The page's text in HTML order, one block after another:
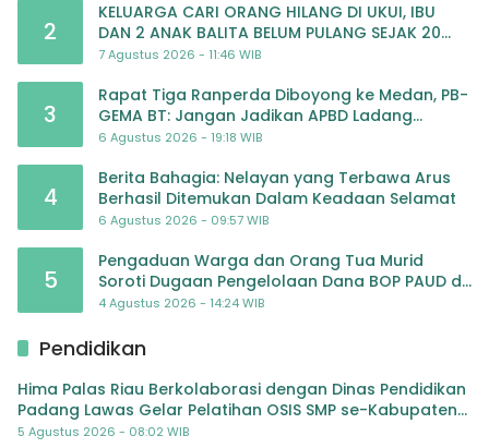
2
KELUARGA CARI ORANG HILANG DI UKUI, IBU
DAN 2 ANAK BALITA BELUM PULANG SEJAK 20
JULI 2026
7 Agustus 2026 - 11:46 WIB
3
Rapat Tiga Ranperda Diboyong ke Medan, PB-
GEMA BT: Jangan Jadikan APBD Ladang
Pembiayaan yang Tak Perlu
6 Agustus 2026 - 19:18 WIB
4
Berita Bahagia: Nelayan yang Terbawa Arus
Berhasil Ditemukan Dalam Keadaan Selamat
6 Agustus 2026 - 09:57 WIB
5
Pengaduan Warga dan Orang Tua Murid
Soroti Dugaan Pengelolaan Dana BOP PAUD di
TK Al-Ikhlas Tapanuli Selatan
4 Agustus 2026 - 14:24 WIB
Pendidikan
Hima Palas Riau Berkolaborasi dengan Dinas Pendidikan
Padang Lawas Gelar Pelatihan OSIS SMP se-Kabupaten
Padang Lawas
5 Agustus 2026 - 08:02 WIB